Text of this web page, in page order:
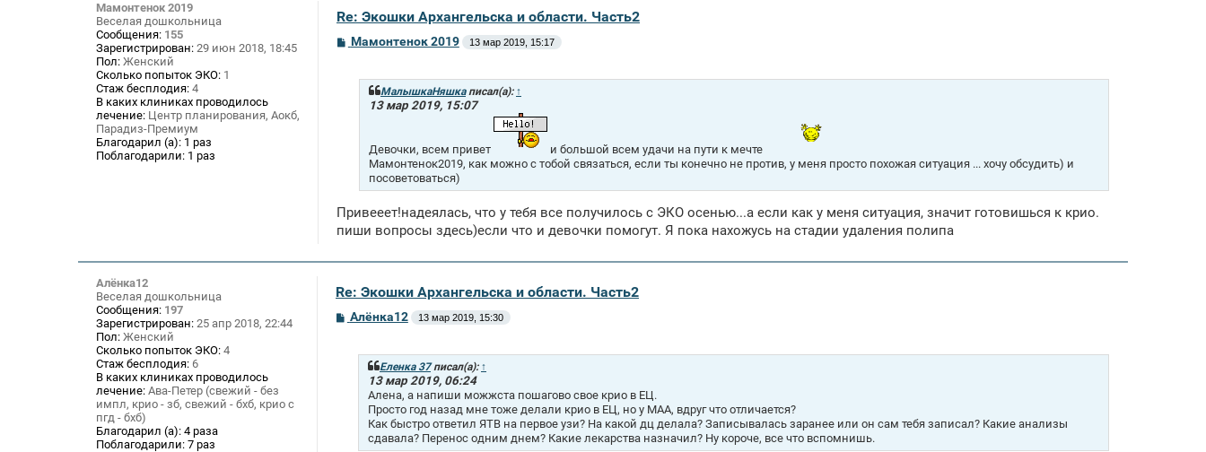
Мамонтенок 2019
Веселая дошкольница
Сообщения: 155
Зарегистрирован: 29 июн 2018, 18:45
Пол: Женский
Сколько попыток ЭКО: 1
Стаж бесплодия: 4
В каких клиниках проводилось
лечение: Центр планирования, Аокб,
Парадиз-Премиум
Благодарил (а): 1 раз
Поблагодарили: 1 раз
Re: Экошки Архангельска и области. Часть2
СМамонтенок 2019 13 мар 2019, 15:17
МалышкаНяшкаписал(а): ↑
13 мар 2019, 15:07
Девочки, всем привет
и большой всем удачи на пути к мечте
Мамонтенок2019, как можно с тобой связаться, если ты конечно не против, у меня просто похожая ситуация ... хочу обсудить) и
посоветоваться)
Привееет!надеялась, что у тебя все получилось с ЭКО осенью...а если как у меня ситуация, значит готовишься к крио.
пиши вопросы здесь)если что и девочки помогут. Я пока нахожусь на стадии удаления полипа
Алёнка12
Веселая дошкольница
Сообщения: 197
Зарегистрирован: 25 апр 2018, 22:44
Пол: Женский
Сколько попыток ЭКО: 4
Стаж бесплодия: 6
В каких клиниках проводилось
лечение: Ава-Петер (свежий - без
импл, крио - зб, свежий - бхб, крио с
пгд - бхб)
Благодарил (а): 4 раза
Поблагодарили: 7 раз
Re: Экошки Архангельска и области. Часть2
С
Алёнка12 13 мар 2019, 15:30
Еленка 37писал(а): ↑
13 мар 2019, 06:24
Алена, а напиши можжста пошагово свое крио в ЕЦ.
Просто год назад мне тоже делали крио в ЕЦ, но у МАА, вдруг что отличается?
Как быстро ответил ЯТВ на первое узи? На какой дц делала? Записывалась заранее или он сам тебя записал? Какие анализы
сдавала? Перенос одним днем? Какие лекарства назначил? Ну короче, все что вспомнишь.